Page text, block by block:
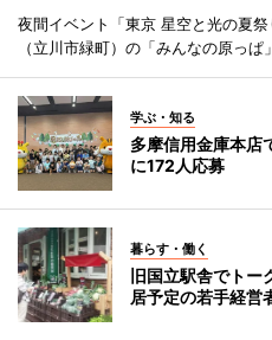
夜間イベント「東京 星空と光の夏
（立川市緑町）の「みんなの原っぱ
学ぶ・知る
多摩信用金庫本
に172人応募
暮らす・働く
旧国立駅舎でト
居予定の若手経営